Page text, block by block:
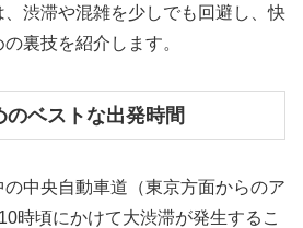
渋滞や混雑を少しでも回避し、快
裏技を紹介します。
ベストな出発時間
中央自動車道（東京方面からのア
時頃にかけて大渋滞が発生するこ